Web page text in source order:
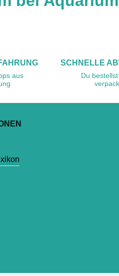
aus
SCHNELLE
Du